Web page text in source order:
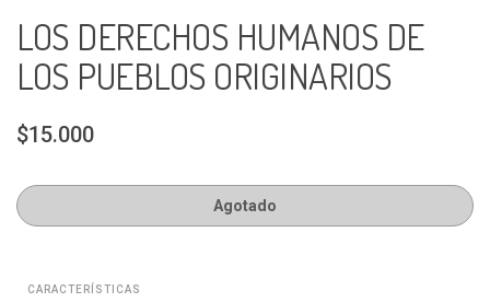
LOS DERECHOS HUMANOS DE
LOS PUEBLOS ORIGINARIOS
$15.000
Agotado
CARACTERÍSTICAS